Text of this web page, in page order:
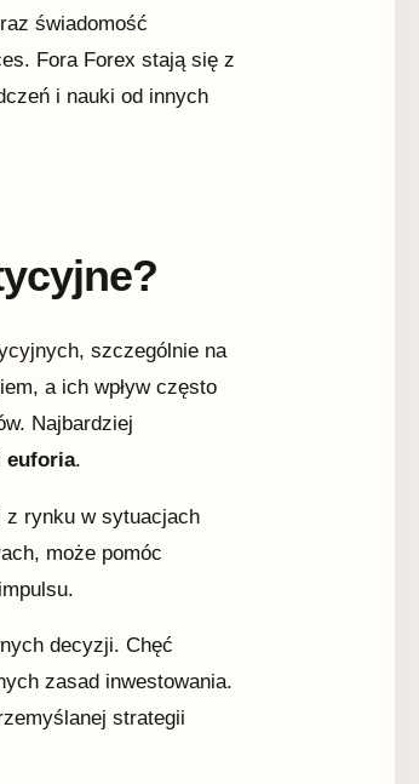
świadomość
Fora Forex stają się z
i nauki od innych
szczególnie na
a ich wpływ często
Najbardziej
euforia.
rynku w sytuacjach
może pomóc
decyzji. Chęć
zasad inwestowania.
strategii